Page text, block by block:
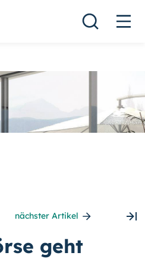
nächster Artikel
geht